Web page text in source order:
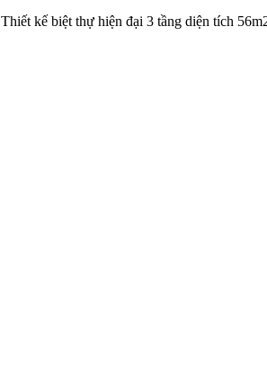
Thiết kế biệt thự hiện đại 3 tầng diện tích